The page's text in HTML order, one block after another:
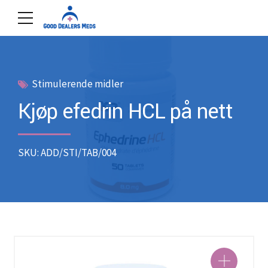
Stimulerende midler
Kjøp efedrin HCL på nett
SKU: ADD/STI/TAB/004